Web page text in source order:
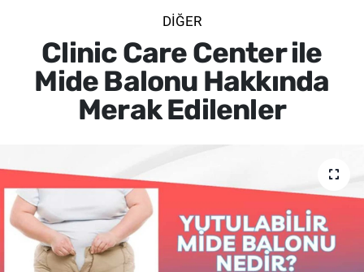
DIĞER
Clinic Care Center ile
Mide Balonu Hakkında
Merak Edilenler
SPOR
SAĞLIK